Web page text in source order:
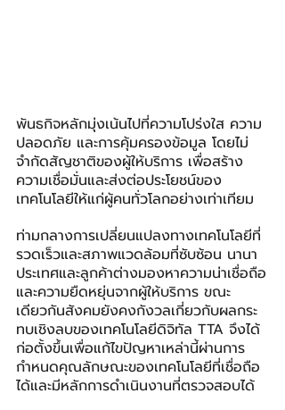
พันธกิจหลักมุ่งเน้นไปที่ความโปร่งใส ความ
ปลอดภัย และการคุ้มครองข้อมูล โดยไม่
จำกัดสัญชาติของผู้ให้บริการ เพื่อสร้าง
ความเชื่อมั่นและส่งต่อประโยชน์ของ
เทคโนโลยีให้แก่ผู้คนทั่วโลกอย่างเท่าเทียม
ท่ามกลางการเปลี่ยนแปลงทางเทคโนโลยีที่
รวดเร็วและสภาพแวดล้อมที่ซับซ้อน นานา
ประเทศและลูกค้าต่างมองหาความน่าเชื่อถือ
และความยืดหยุ่นจากผู้ให้บริการ ขณะ
เดียวกันสังคมยังคงกังวลเกี่ยวกับผลกระ
ทบเชิงลบของเทคโนโลยีดิจิทัล TTA จึงได้
ก่อตั้งขึ้นเพื่อแก้ไขปัญหาเหล่านี้ผ่านการ
กำหนดคุณลักษณะของเทคโนโลยีที่เชื่อถือ
ได้และมีหลักการดำเนินงานที่ตรวจสอบได้